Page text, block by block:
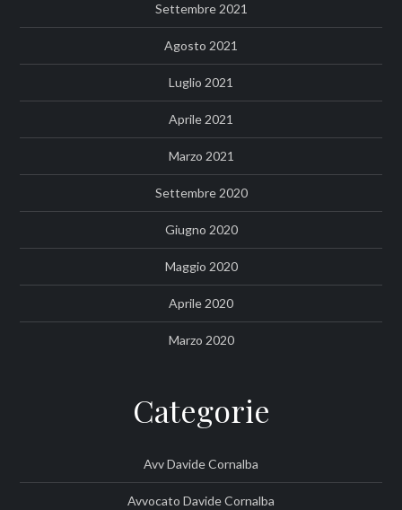
Settembre 2021
Agosto 2021
Luglio 2021
Aprile 2021
Marzo 2021
Settembre 2020
Giugno 2020
Maggio 2020
Aprile 2020
Marzo 2020
Categorie
Avv Davide Cornalba
Avvocato Davide Cornalba